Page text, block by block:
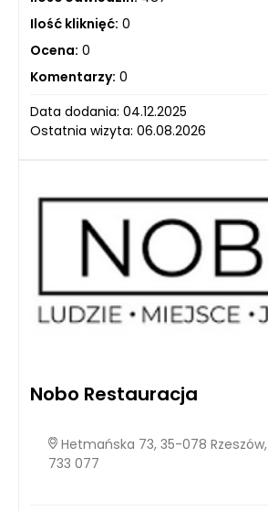
Ilość kliknięć: 0
Ocena: 0
Komentarzy: 0
Data dodania: 04.12.2025
Ostatnia wizyta: 06.08.2026
Nobo Restauracja
Hetmańska 73, 35-078 Rzeszów,
733 077